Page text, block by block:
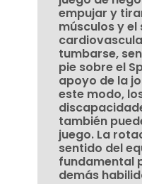
empujar y
músculos y el
tumbarse,
pie sobre el
apoyo de la
este modo,
también
juego. La
sentido del
fundamental
demás